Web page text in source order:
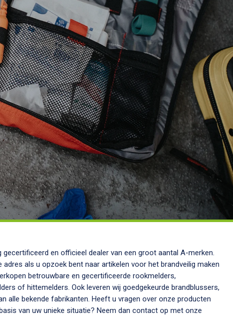
als u opzoek bent naar artikelen voor het brandveilig maken
betrouwbare en gecertificeerde rookmelders,
of hittemelders. Ook leveren wij goedgekeurde brandblussers,
Heeft u vragen over onze producten
van uw unieke situatie? Neem dan contact op met onze